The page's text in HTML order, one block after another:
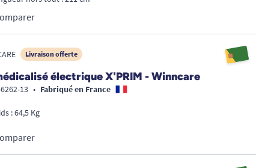
Livraison offerte
électrique X'PRIM - Winncare
13 • Fabriqué en France
: 64,5 Kg